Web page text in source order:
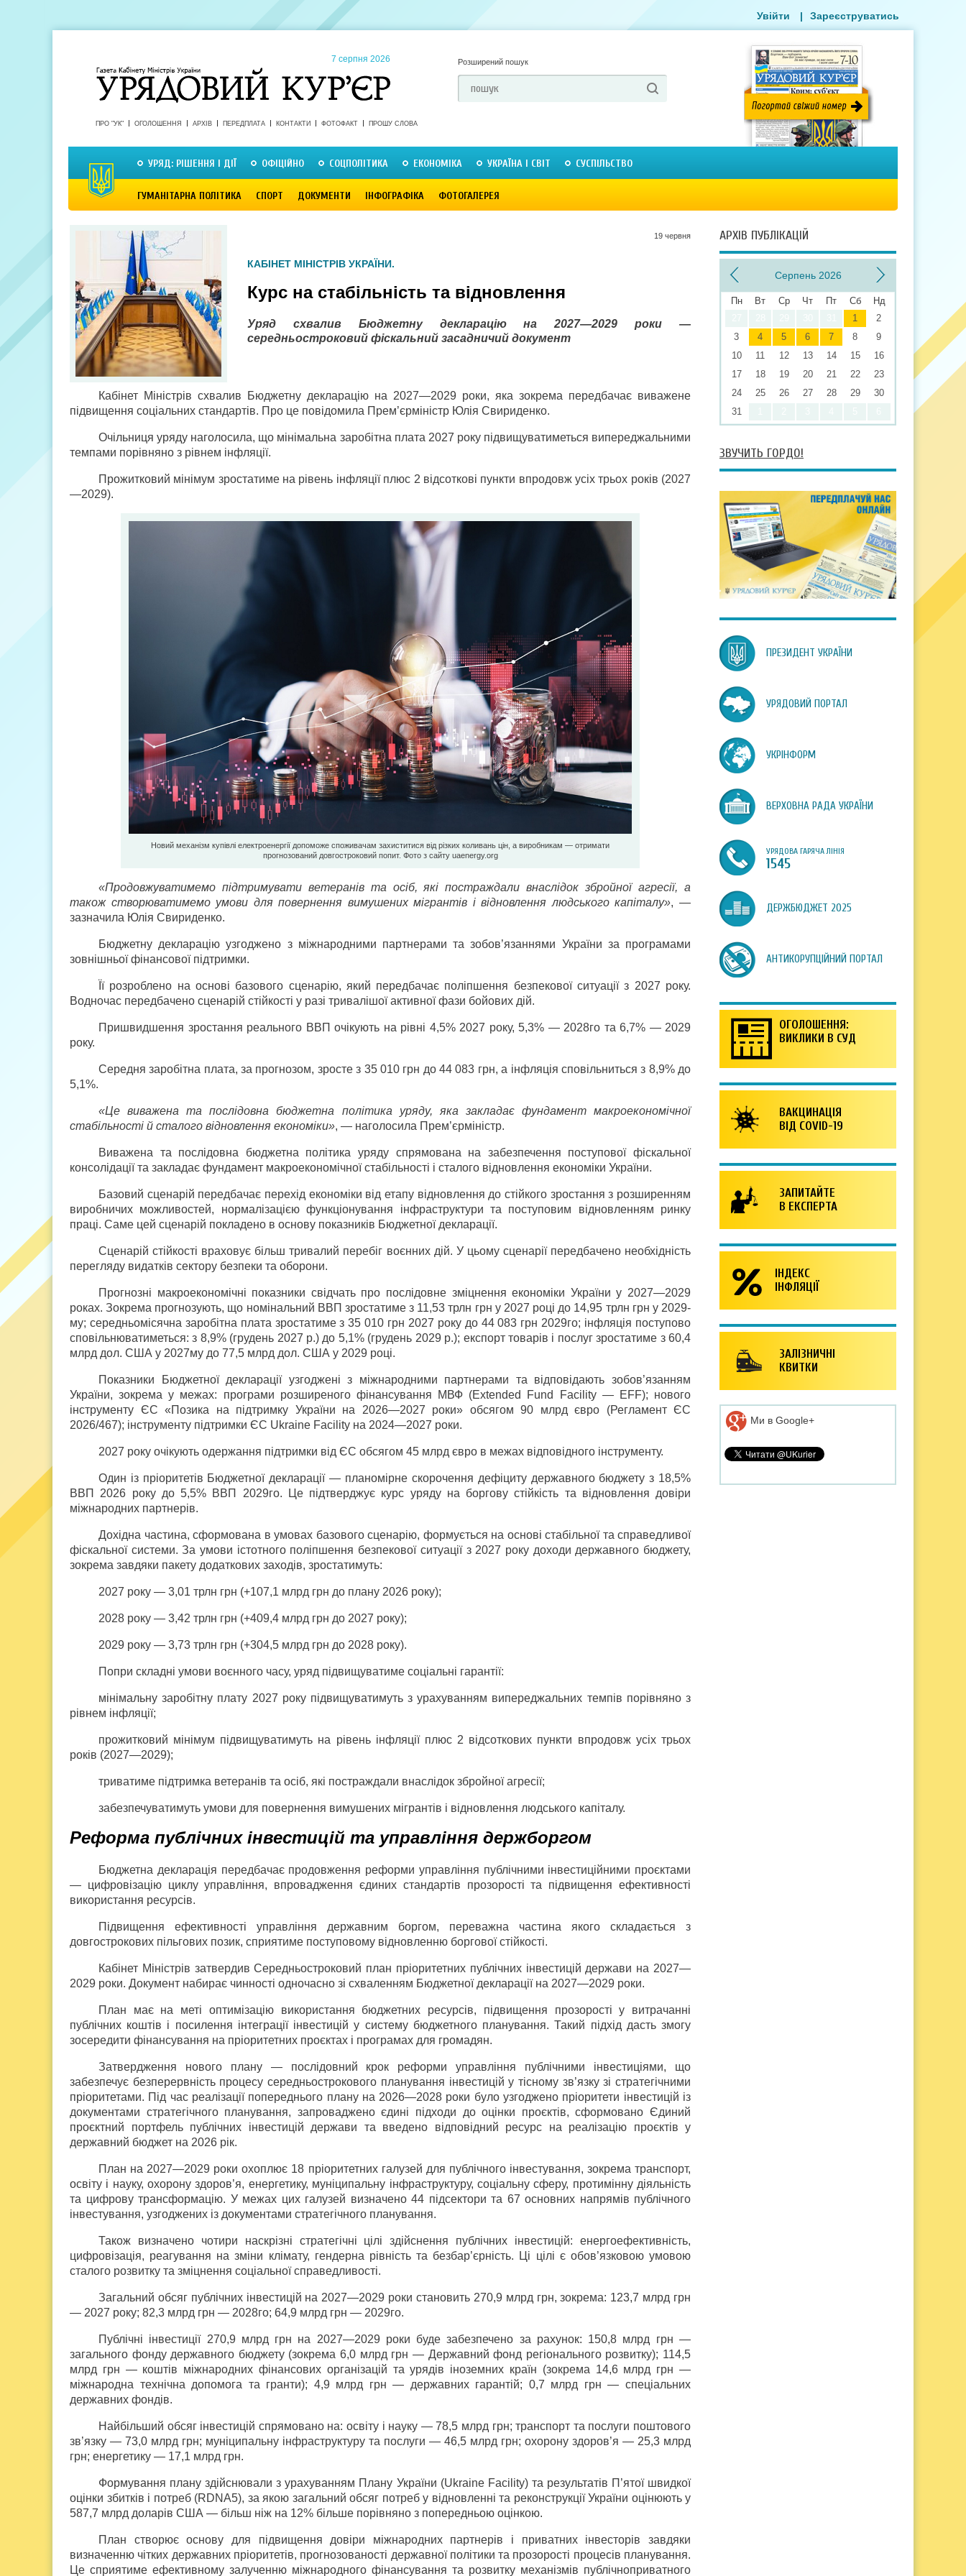
7 серпня 2026 Розширений пошук
ПРО "УК" ОГОЛОШЕННЯ АРХІВ ПЕРЕДПЛАТА КОНТАКТИ ФОТОФАКТ ПРОШУ СЛОВА
УРЯД: РІШЕННЯ І ДІЇ ОФІЦІЙНО СОЦПОЛІТИКА ЕКОНОМІКА УКРАЇНА І СВІТ СУСПІЛЬСТВО
ГУМАНІТАРНА ПОЛІТИКА СПОРТ ДОКУМЕНТИ ІНФОГРАФІКА ФОТОГАЛЕРЕЯ
Увійти | Зареєструватись
19 червня
КАБІНЕТ МІНІСТРІВ УКРАЇНИ.
Курс на стабільність та відновлення
Уряд схвалив Бюджетну декларацію на 2027—2029 роки —
середньостроковий фіскальний засадничий документ
Кабінет Міністрів схвалив Бюджетну декларацію на 2027—2029 роки, яка зокрема передбачає виважене
підвищення соціальних стандартів. Про це повідомила Прем’єр­міністр Юлія Свириденко.
Очільниця уряду наголосила, що мінімальна заробітна плата 2027 року підвищуватиметься випереджальними
темпами порівняно з рівнем інфляції.
Прожитковий мінімум зростатиме на рівень інфляції плюс 2 відсоткові пункти впродовж усіх трьох років (2027
—2029).
Новий механізм купівлі електроенергії допоможе споживачам захиститися від різких коливань цін, а виробникам — отримати
прогнозований довгостроковий попит. Фото з сайту ua­energy.org
«Продовжуватимемо підтримувати ветеранів та осіб, які постраждали внаслідок збройної агресії, а
також створюватимемо умови для повернення вимушених мігрантів і відновлення людського капіталу», —
зазначила Юлія Свириденко.
Бюджетну декларацію узгоджено з міжнародними партнерами та зобов’язаннями України за програмами
зовнішньої фінансової підтримки.
Її розроблено на основі базового сценарію, який передбачає поліпшення безпекової ситуації з 2027 року.
Водночас передбачено сценарій стійкості у разі тривалішої активної фази бойових дій.
Пришвидшення зростання реального ВВП очікують на рівні 4,5% 2027 року, 5,3% — 2028­го та 6,7% — 2029
року.
Середня заробітна плата, за прогнозом, зросте з 35 010 грн до 44 083 грн, а інфляція сповільниться з 8,9% до
5,1%.
«Це виважена та послідовна бюджетна політика уряду, яка закладає фундамент макроекономічної
стабільності й сталого відновлення економіки», — наголосила Прем’єр­міністр.
Виважена та послідовна бюджетна політика уряду спрямована на забезпечення поступової фіскальної
консолідації та закладає фундамент макроекономічної стабільності і сталого відновлення економіки України.
Базовий сценарій передбачає перехід економіки від етапу відновлення до стійкого зростання з розширенням
виробничих можливостей, нормалізацією функціонування інфраструктури та поступовим відновленням ринку
праці. Саме цей сценарій покладено в основу показників Бюджетної декларації.
Сценарій стійкості враховує більш тривалий перебіг воєнних дій. У цьому сценарії передбачено необхідність
перегляду видатків сектору безпеки та оборони.
Прогнозні макроекономічні показники свідчать про послідовне зміцнення економіки України у 2027—2029
роках. Зокрема прогнозують, що номінальний ВВП зростатиме з 11,53 трлн грн у 2027 році до 14,95 трлн грн у 2029­
му; середньомісячна заробітна плата зростатиме з 35 010 грн 2027 року до 44 083 грн 2029­го; інфляція поступово
сповільнюватиметься: з 8,9% (грудень 2027 р.) до 5,1% (грудень 2029 р.); експорт товарів і послуг зростатиме з 60,4
млрд дол. США у 2027­му до 77,5 млрд дол. США у 2029 році.
Показники Бюджетної декларації узгоджені з міжнародними партнерами та відповідають зобов’язанням
України, зокрема у межах: програми розширеного фінансування МВФ (Extended Fund Facility — EFF); нового
інструменту ЄС «Позика на підтримку України на 2026—2027 роки» обсягом 90 млрд євро (Регламент ЄС
2026/467); інструменту підтримки ЄС Ukraine Facility на 2024—2027 роки.
2027 року очікують одержання підтримки від ЄС обсягом 45 млрд євро в межах відповідного інструменту.
Один із пріоритетів Бюджетної декларації — планомірне скорочення дефіциту державного бюджету з 18,5%
ВВП 2026 року до 5,5% ВВП 2029­го. Це підтверджує курс уряду на боргову стійкість та відновлення довіри
міжнародних партнерів.
Дохідна частина, сформована в умовах базового сценарію, формується на основі стабільної та справедливої
фіскальної системи. За умови істотного поліпшення безпекової ситуації з 2027 року доходи державного бюджету,
зокрема завдяки пакету додаткових заходів, зростатимуть:
2027 року — 3,01 трлн грн (+107,1 млрд грн до плану 2026 року);
2028 року — 3,42 трлн грн (+409,4 млрд грн до 2027 року);
2029 року — 3,73 трлн грн (+304,5 млрд грн до 2028 року).
Попри складні умови воєнного часу, уряд підвищуватиме соціальні гарантії:
мінімальну заробітну плату 2027 року підвищуватимуть з урахуванням випереджальних темпів порівняно з
рівнем інфляції;
прожитковий мінімум підвищуватимуть на рівень інфляції плюс 2 відсоткових пункти впродовж усіх трьох
років (2027—2029);
триватиме підтримка ветеранів та осіб, які постраждали внаслідок збройної агресії;
забезпечуватимуть умови для повернення вимушених мігрантів і відновлення людського капіталу.
Реформа публічних інвестицій та управління держборгом
Бюджетна декларація передбачає продовження реформи управління публічними інвестиційними проєктами
— цифровізацію циклу управління, впровадження єдиних стандартів прозорості та підвищення ефективності
використання ресурсів.
Підвищення ефективності управління державним боргом, переважна частина якого складається з
довгострокових пільгових позик, сприятиме поступовому відновленню боргової стійкості.
Кабінет Міністрів затвердив Середньостроковий план пріоритетних публічних інвестицій держави на 2027—
2029 роки. Документ набирає чинності одночасно зі схваленням Бюджетної декларації на 2027—2029 роки.
План має на меті оптимізацію використання бюджетних ресурсів, підвищення прозорості у витрачанні
публічних коштів і посилення інтеграції інвестицій у систему бюджетного планування. Такий підхід дасть змогу
зосередити фінансування на пріоритетних проєктах і програмах для громадян.
Затвердження нового плану — послідовний крок реформи управління публічними інвестиціями, що
забезпечує безперервність процесу середньострокового планування інвестицій у тісному зв’язку зі стратегічними
пріоритетами. Під час реалізації попереднього плану на 2026—2028 роки було узгоджено пріоритети інвестицій із
документами стратегічного планування, запроваджено єдині підходи до оцінки проєктів, сформовано Єдиний
проєктний портфель публічних інвестицій держави та введено відповідний ресурс на реалізацію проєктів у
державний бюджет на 2026 рік.
План на 2027—2029 роки охоплює 18 пріоритетних галузей для публічного інвестування, зокрема транспорт,
освіту і науку, охорону здоров’я, енергетику, муніципальну інфраструктуру, соціальну сферу, протимінну діяльність
та цифрову трансформацію. У межах цих галузей визначено 44 підсектори та 67 основних напрямів публічного
інвестування, узгоджених із документами стратегічного планування.
Також визначено чотири наскрізні стратегічні цілі здійснення публічних інвестицій: енергоефективність,
цифровізація, реагування на зміни клімату, гендерна рівність та безбар’єрність. Ці цілі є обов’язковою умовою
сталого розвитку та зміцнення соціальної справедливості.
Загальний обсяг публічних інвестицій на 2027—2029 роки становить 270,9 млрд грн, зокрема: 123,7 млрд грн
— 2027 року; 82,3 млрд грн — 2028­го; 64,9 млрд грн — 2029­го.
Публічні інвестиції 270,9 млрд грн на 2027—2029 роки буде забезпечено за рахунок: 150,8 млрд грн —
загального фонду державного бюджету (зокрема 6,0 млрд грн — Державний фонд регіонального розвитку); 114,5
млрд грн — коштів міжнародних фінансових організацій та урядів іноземних країн (зокрема 14,6 млрд грн —
міжнародна технічна допомога та гранти); 4,9 млрд грн — державних гарантій; 0,7 млрд грн — спеціальних
державних фондів.
Найбільший обсяг інвестицій спрямовано на: освіту і науку — 78,5 млрд грн; транспорт та послуги поштового
зв’язку — 73,0 млрд грн; муніципальну інфраструктуру та послуги — 46,5 млрд грн; охорону здоров’я — 25,3 млрд
грн; енергетику — 17,1 млрд грн.
Формування плану здійснювали з урахуванням Плану України (Ukraine Facility) та результатів П’ятої швидкої
оцінки збитків і потреб (RDNA5), за якою загальний обсяг потреб у відновленні та реконструкції України оцінюють у
587,7 млрд доларів США — більш ніж на 12% більше порівняно з попередньою оцінкою.
План створює основу для підвищення довіри міжнародних партнерів і приватних інвесторів завдяки
визначенню чітких державних пріоритетів, прогнозованості державної політики та прозорості процесів планування.
Це сприятиме ефективному залученню міжнародного фінансування та розвитку механізмів публічно­приватного
АРХІВ ПУБЛІКАЦІЙ
Серпень 2026
Пн Вт Ср Чт Пт Сб
Нд
1
2
3
4 5 6 7 8
9
10
11 12 13 14 15
16
17
18 19 20 21 22
23
24
25 26 27 28 29
30
31
ЗВУЧИТЬ ГОРДО!
ПРЕЗИДЕНТ УКРАЇНИ
УРЯДОВИЙ ПОРТАЛ
УКРІНФОРМ
ВЕРХОВНА РАДА УКРАЇНИ
УРЯДОВА ГАРЯЧА ЛІНІЯ
1545
ДЕРЖБЮДЖЕТ 2025
АНТИКОРУПЦІЙНИЙ ПОРТАЛ
ОГОЛОШЕННЯ:
ВИКЛИКИ В СУД
ВАКЦИНАЦІЯ
ВІД COVID-19
ЗАПИТАЙТЕ
В ЕКСПЕРТА
ІНДЕКС
ІНФЛЯЦІЇ
ЗАЛІЗНИЧНІ
КВИТКИ
Ми в Google+